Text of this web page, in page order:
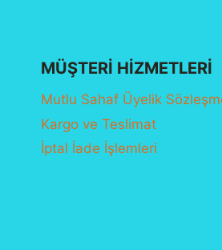
MÜŞTERI HIZMETLERI
Mutlu Sahaf Üyelik
Kargo ve Teslimat
İptal İade İşlemleri